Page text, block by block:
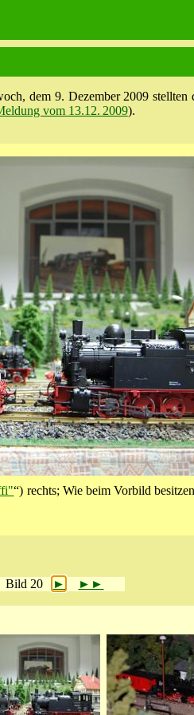
dem 9. Dezember 2009 stellten
vom 13.12. 2009).
“) rechts; Wie beim Vorbild
Bild 20 ► ►►